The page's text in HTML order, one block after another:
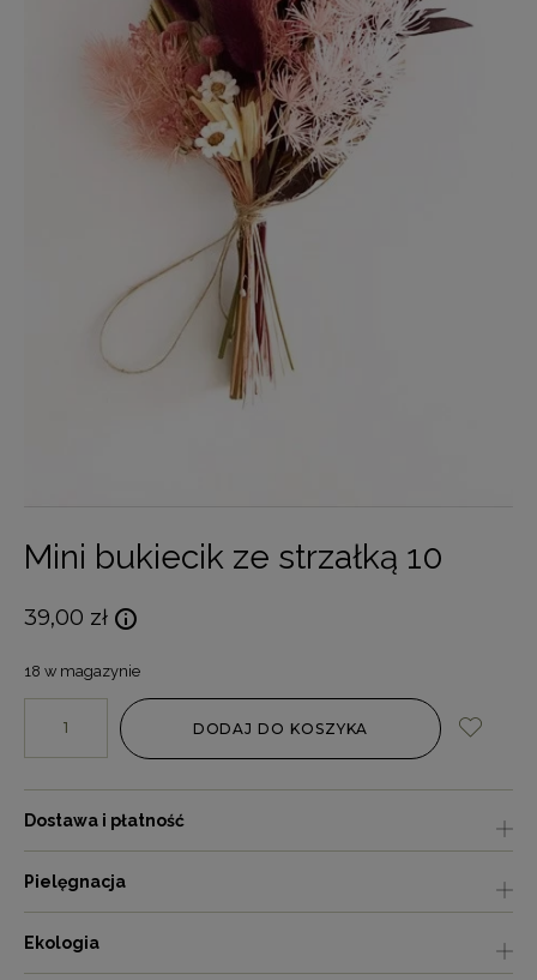
Mini bukiecik ze strzałką 10
39,00 zł
18 w magazynie
DODAJ DO KOSZYKA
Dostawa i płatność
Pielęgnacja
Ekologia